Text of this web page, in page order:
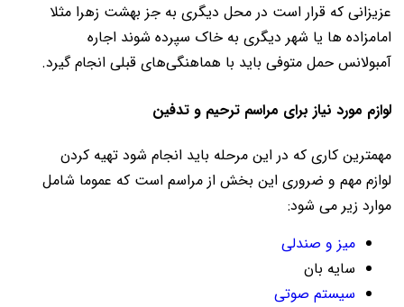
عزیزانی که قرار است در محل دیگری به جز بهشت زهرا مثلا
امامزاده ها یا شهر دیگری به خاک سپرده شوند اجاره
آمبولانس حمل متوفی باید با هماهنگی‌های قبلی انجام گیرد.
لوازم مورد نیاز برای مراسم ترحیم و تدفین
مهمترین کاری که در این مرحله باید انجام شود تهیه کردن
لوازم مهم و ضروری این بخش از مراسم است که عموما شامل
موارد زیر می شود:
میز و صندلی
سایه بان
سیستم صوتی